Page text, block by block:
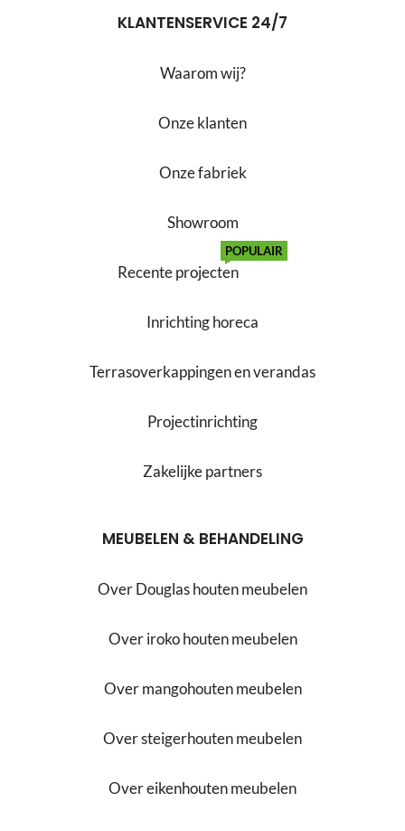
KLANTENSERVICE 24/7
Waarom wij?
Onze klanten
Onze fabriek
Showroom
Recente projecten
POPULAIR
Inrichting horeca
Terrasoverkappingen en verandas
Projectinrichting
Zakelijke partners
MEUBELEN & BEHANDELING
Over Douglas houten meubelen
Over iroko houten meubelen
Over mangohouten meubelen
Over steigerhouten meubelen
Over eikenhouten meubelen